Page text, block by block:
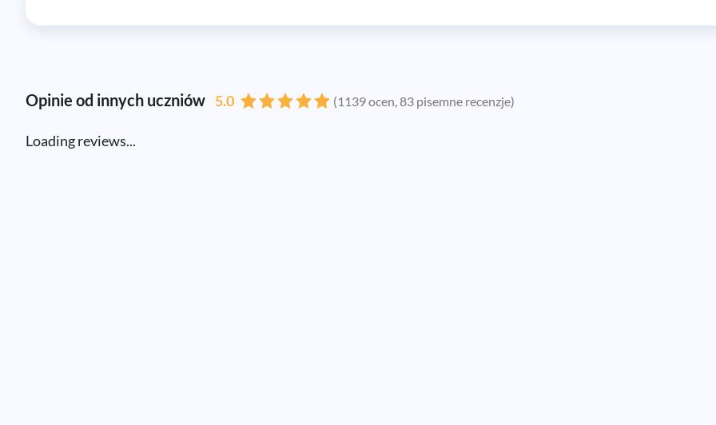
Opinie od innych uczniów 5.0 (1139 ocen, 83 pisemne recenzje)
Loading reviews...